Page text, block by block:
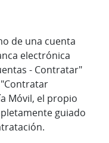
de una cuenta
electrónica
- Contratar"
Móvil, el propio
guiado